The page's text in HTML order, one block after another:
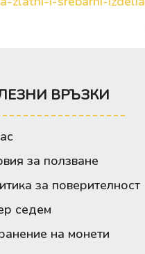
ВРЪЗКИ
за ползване
за поверителност
седем
на монети